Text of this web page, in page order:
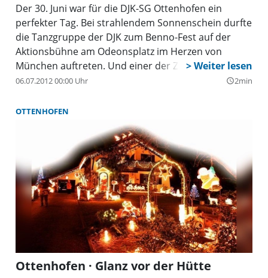
Der 30. Juni war für die DJK-SG Ottenhofen ein
perfekter Tag. Bei strahlendem Sonnenschein durfte
die Tanzgruppe der DJK zum Benno-Fest auf der
Aktionsbühne am Odeonsplatz im Herzen von
München auftreten. Und einer der Zuschauer war
kein Geringerer als Kardinal Reinhard Marx. Ihm
DJK-SG Ottenhofen verliehen.
06.07.2012 00:00 Uhr query_builder2min
OTTENHOFEN
Ottenhofen · Glanz vor der Hütte